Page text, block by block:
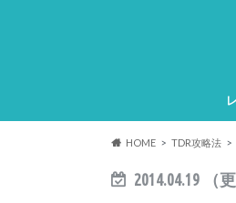
HOME TDR攻略法
2014.04.19（更